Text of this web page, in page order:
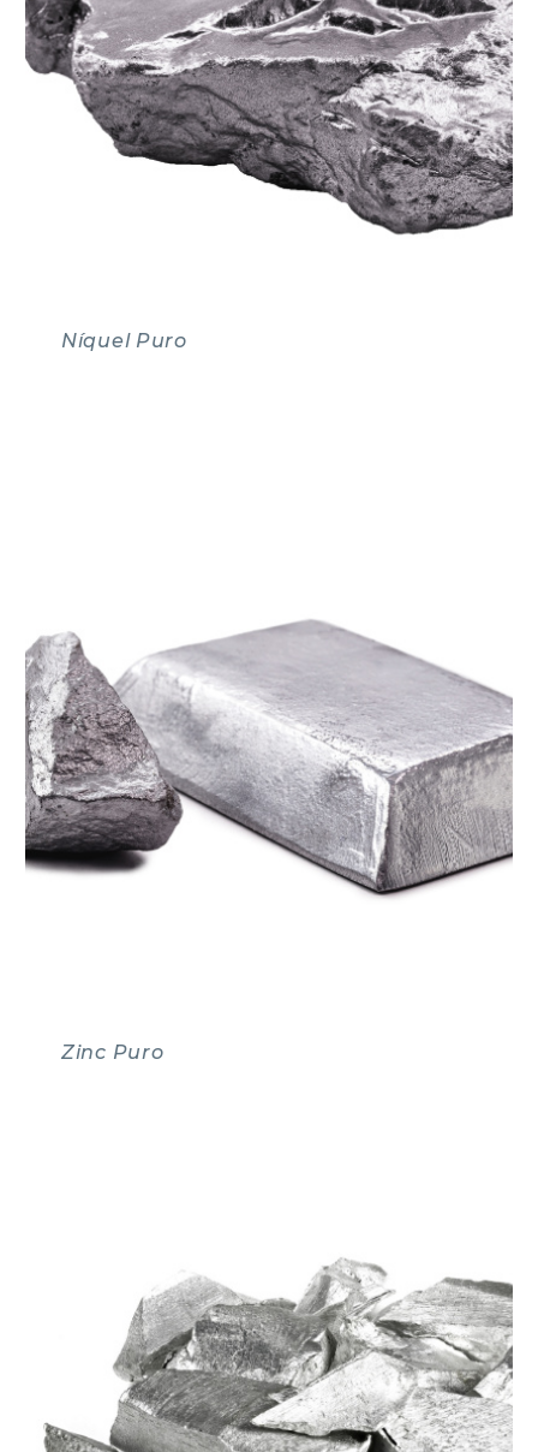
Níquel Puro
Zinc Puro